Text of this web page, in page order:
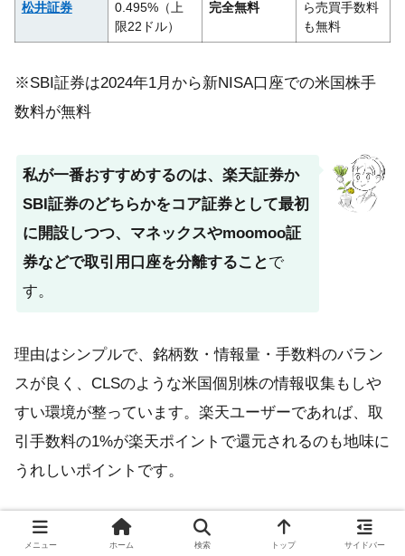
松井証券
0.495%（上
限22ドル）
完全無料
ら売買手数料
も無料
※SBI証券は2024年1月から新NISA口座での米国株手
数料が無料
私が一番おすすめするのは、楽天証券か
SBI証券のどちらかをコア証券として最初
に開設しつつ、マネックスやmoomoo証
券などで取引用口座を分離することで
す。
理由はシンプルで、銘柄数・情報量・手数料のバラン
スが良く、CLSのような米国個別株の情報収集もしや
すい環境が整っています。楽天ユーザーであれば、取
引手数料の1%が楽天ポイントで還元されるのも地味に
うれしいポイントです。
メニュー ホーム 検索 トップ サイドバー